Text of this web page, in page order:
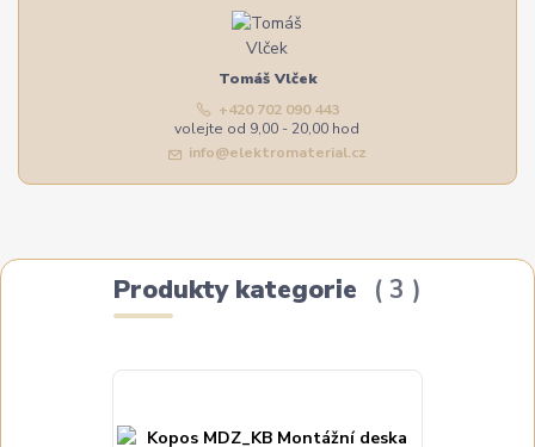
Tomáš Vlček
+420 702 090 443
volejte od 9,00 - 20,00 hod
info@elektromaterial.cz
Produkty kategorie 3